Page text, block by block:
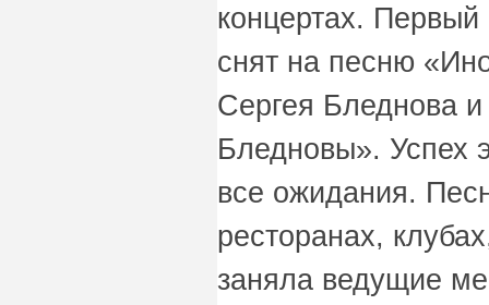
концертах.
снят на песню
Сергея Бледнова
Бледновы». Успех
все ожидания.
ресторанах,
заняла ведущие